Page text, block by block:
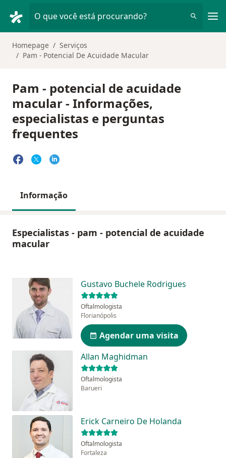
O que você está procurando?
Homepage
Serviços
Pam - Potencial De Acuidade Macular
Pam - potencial de acuidade
macular - Informações,
especialistas e perguntas
frequentes
Informação
Especialistas - pam - potencial de acuidade
macular
Gustavo Buchele Rodrigues
Oftalmologista
Florianópolis
Agendar uma visita
Allan Maghidman
Oftalmologista
Barueri
Erick Carneiro De Holanda
Oftalmologista
Fortaleza